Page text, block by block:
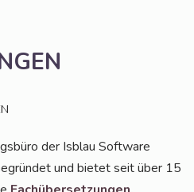
der Isblau Soft­ware
und bie­tet seit über 15